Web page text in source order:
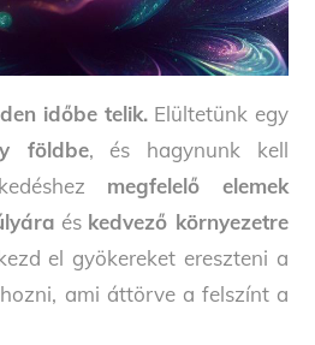
időbe telik. Elültetünk egy
földbe, és hagynunk kell
megfelelő elemek
és kedvező környezetre
el gyökereket ereszteni a
ami áttörve a felszínt a